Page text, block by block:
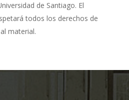
de Santiago. El
todos los derechos de
material.